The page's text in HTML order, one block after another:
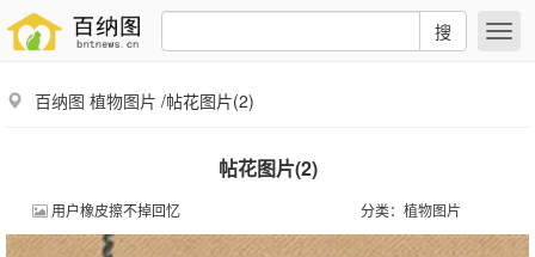
搜
百纳图 植物图片 /帖花图片(2)
帖花图片(2)
用户橡皮擦不掉回忆 分类： 植物图片